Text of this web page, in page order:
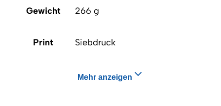
Gewicht 266 g
Print Siebdruck
Mehr anzeigen